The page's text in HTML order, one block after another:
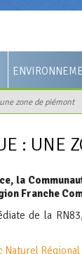
du public par
- ZAC
vacants
Service
Déchetterie
GEstion des
Aquatiques et
Inondations
Sol (et sous-sol)
Faune et flore
zone de piémont
: UNE
la
Franche
de la
Naturel